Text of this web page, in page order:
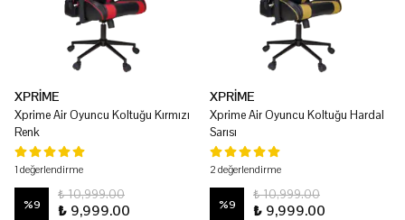
XPRİME
Xprime Air Oyuncu Koltuğu Kırmızı
Renk
1 değerlendirme
%9
₺ 10,999.00
₺ 9,999.00
XPRİME
Xprime Air Oyuncu Koltuğu Hardal
Sarısı
2 değerlendirme
%9
₺ 10,999.00
₺ 9,999.00